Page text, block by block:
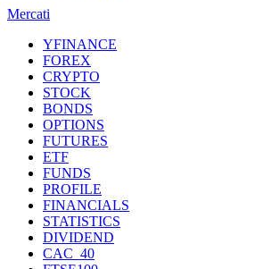
Mercati
YFINANCE
FOREX
CRYPTO
STOCK
BONDS
OPTIONS
FUTURES
ETF
FUNDS
PROFILE
FINANCIALS
STATISTICS
DIVIDEND
CAC_40